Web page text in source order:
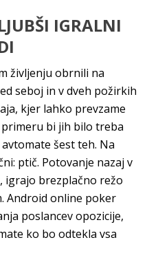
IGRALNI
življenju obrnili na
seboj in v dveh požirkih
kjer lahko prevzame
bi jih bilo treba
šest teh. Na
ptič. Potovanje nazaj v
igrajo brezplačno režo
Android online poker
poslancev opozicije,
ko bo odtekla vsa